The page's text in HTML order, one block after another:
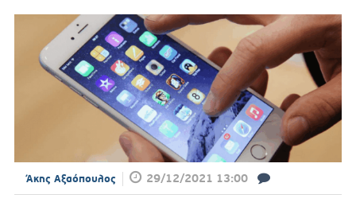
Άκης Αξαόπουλος 29/12/2021 13:00